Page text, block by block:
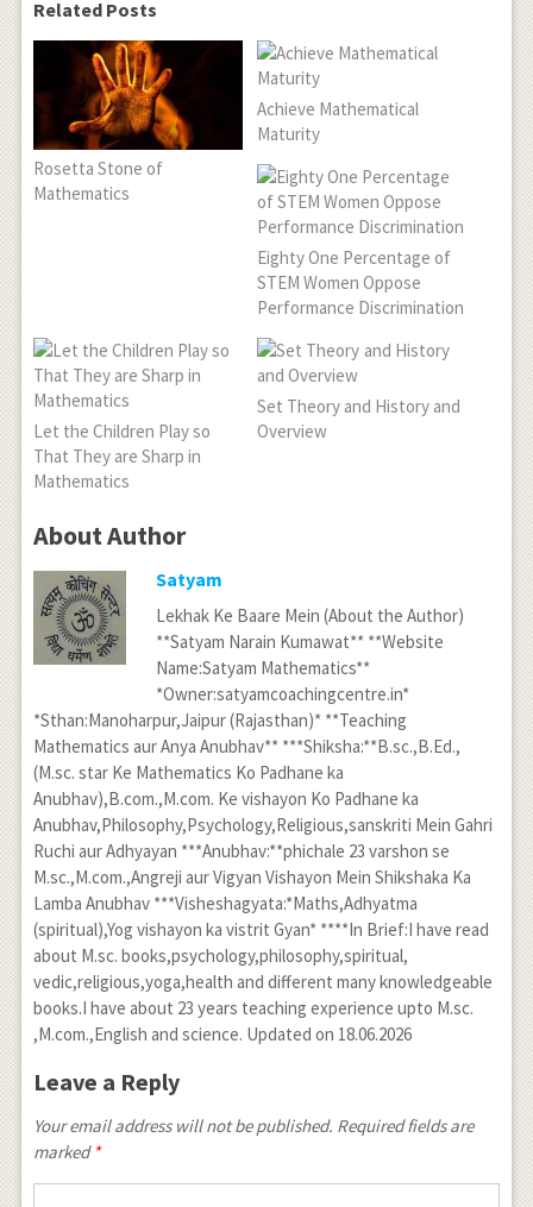
Related Posts
Rosetta Stone of
Mathematics
Achieve Mathematical
Maturity
Eighty One Percentage of
STEM Women Oppose
Performance Discrimination
Let the Children Play so
That They are Sharp in
Mathematics
Set Theory and History and
Overview
About Author
Satyam
Lekhak Ke Baare Mein (About the Author)
**Satyam Narain Kumawat** **Website
Name:Satyam Mathematics**
*Owner:satyamcoachingcentre.in*
*Sthan:Manoharpur,Jaipur (Rajasthan)* **Teaching
Mathematics aur Anya Anubhav** ***Shiksha:**B.sc.,B.Ed.,
(M.sc. star Ke Mathematics Ko Padhane ka
Anubhav),B.com.,M.com. Ke vishayon Ko Padhane ka
Anubhav,Philosophy,Psychology,Religious,sanskriti Mein Gahri
Ruchi aur Adhyayan ***Anubhav:**phichale 23 varshon se
M.sc.,M.com.,Angreji aur Vigyan Vishayon Mein Shikshaka Ka
Lamba Anubhav ***Visheshagyata:*Maths,Adhyatma
(spiritual),Yog vishayon ka vistrit Gyan* ****In Brief:I have read
about M.sc. books,psychology,philosophy,spiritual,
vedic,religious,yoga,health and different many knowledgeable
books.I have about 23 years teaching experience upto M.sc.
,M.com.,English and science. Updated on 18.06.2026
Leave a Reply
Your email address will not be published. Required fields are
marked *